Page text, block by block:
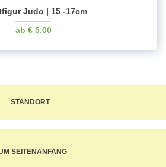
Judo | 15 -17cm
€5.00
STANDORT
SEITENANFANG